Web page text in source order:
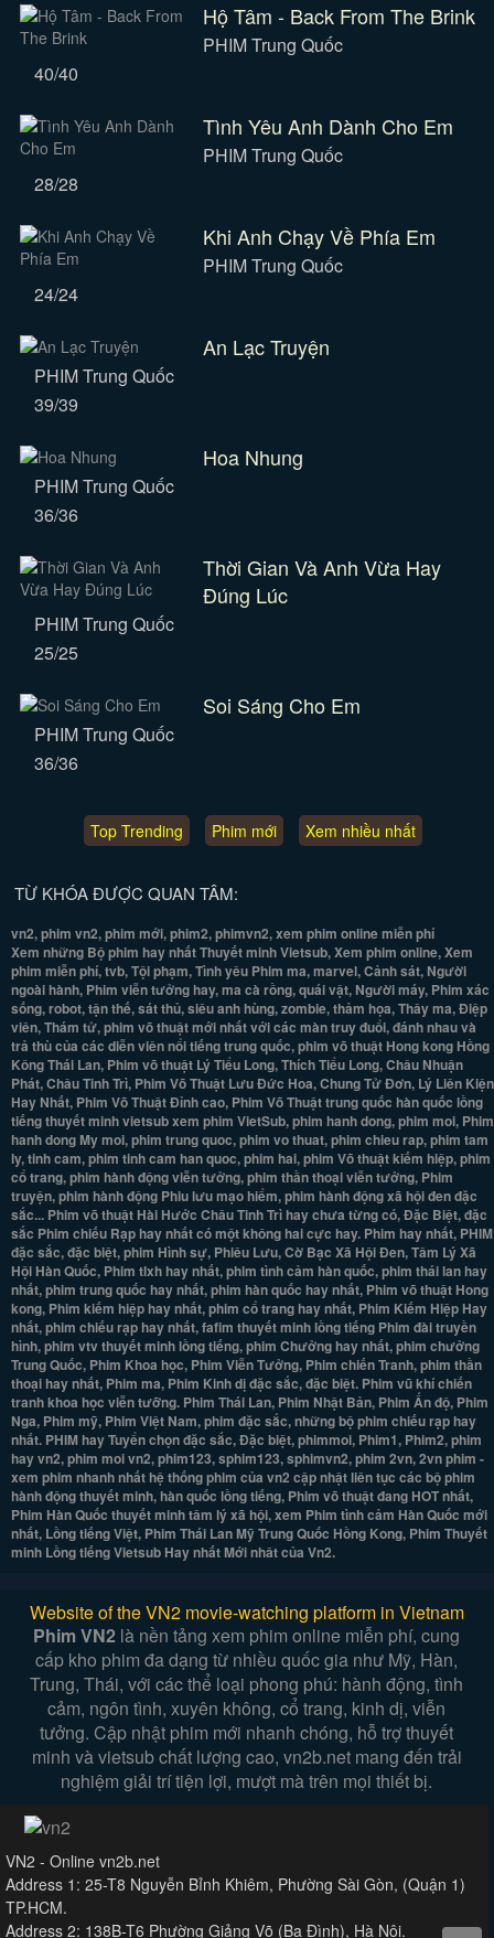
Hộ Tâm - Back From The Brink
PHIM Trung Quốc
40/40
Tình Yêu Anh Dành Cho Em
PHIM Trung Quốc
28/28
Khi Anh Chạy Về Phía Em
PHIM Trung Quốc
24/24
An Lạc Truyện
PHIM Trung Quốc
39/39
Hoa Nhung
PHIM Trung Quốc
36/36
Thời Gian Và Anh Vừa Hay
Đúng Lúc
PHIM Trung Quốc
25/25
Soi Sáng Cho Em
PHIM Trung Quốc
36/36
Top Trending Phim mới Xem nhiều nhất
TỪ KHÓA ĐƯỢC QUAN TÂM:
vn2, phim vn2, phim mới, phim2, phimvn2, xem phim online miễn phí
Xem những Bộ phim hay nhất Thuyết minh Vietsub, Xem phim online, Xem
phim miễn phí, tvb, Tội phạm, Tình yêu Phim ma, marvel, Cảnh sát, Người
ngoài hành, Phim viễn tưởng hay, ma cà rồng, quái vật, Người máy, Phim xác
sống, robot, tận thế, sát thủ, siêu anh hùng, zombie, thảm họa, Thây ma, Điệp
viên, Thám tử, phim võ thuật mới nhất với các màn truy đuổi, đánh nhau và
trả thù của các diễn viên nổi tiếng trung quốc, phim võ thuật Hong kong Hồng
Kông Thái Lan, Phim võ thuật Lý Tiểu Long, Thích Tiểu Long, Châu Nhuận
Phát, Châu Tinh Trì, Phim Võ Thuật Lưu Đức Hoa, Chung Tử Đơn, Lý Liên Kiện
Hay Nhất, Phim Võ Thuật Đỉnh cao, Phim Võ Thuật trung quốc hàn quốc lồng
tiếng thuyết minh vietsub xem phim VietSub, phim hanh dong, phim moi, Phim
hanh dong My moi, phim trung quoc, phim vo thuat, phim chieu rap, phim tam
ly, tinh cam, phim tinh cam han quoc, phim hai, phim Võ thuật kiếm hiệp, phim
cổ trang, phim hành động viễn tưởng, phim thần thoại viễn tưởng, Phim
truyện, phim hành động Phiu lưu mạo hiểm, phim hành động xã hội đen đặc
sắc... Phim võ thuật Hài Hước Châu Tinh Trì hay chưa từng có, Đặc Biệt, đặc
sắc Phim chiếu Rạp hay nhất có một không hai cực hay. Phim hay nhất, PHIM
đặc sắc, đặc biệt, phim Hình sự, Phiêu Lưu, Cờ Bạc Xã Hội Đen, Tâm Lý Xã
Hội Hàn Quốc, Phim tlxh hay nhất, phim tình cảm hàn quốc, phim thái lan hay
nhất, phim trung quốc hay nhất, phim hàn quốc hay nhất, Phim võ thuật Hong
kong, Phim kiếm hiệp hay nhất, phim cổ trang hay nhất, Phim Kiếm Hiệp Hay
nhất, phim chiếu rạp hay nhất, fafim thuyết minh lồng tiếng Phim đài truyền
hình, phim vtv thuyết minh lồng tiếng, phim Chưởng hay nhất, phim chưởng
Trung Quốc, Phim Khoa học, Phim Viễn Tưởng, Phim chiến Tranh, phim thần
thoại hay nhất, Phim ma, Phim Kinh dị đặc sắc, đặc biệt. Phim vũ khí chiến
tranh khoa học viễn tưỡng. Phim Thái Lan, Phim Nhật Bản, Phim Ấn độ, Phim
Nga, Phim mỹ, Phim Việt Nam, phim đặc sắc, những bộ phim chiếu rạp hay
nhất. PHIM hay Tuyển chọn đặc sắc, Đặc biệt, phimmoi, Phim1, Phim2, phim
hay vn2, phim moi vn2, phim123, sphim123, sphimvn2, phim 2vn, 2vn phim -
xem phim nhanh nhất hệ thống phim của vn2 cập nhật liên tục các bộ phim
hành động thuyết minh, hàn quốc lồng tiếng, Phim võ thuật đang HOT nhất,
Phim Hàn Quốc thuyết minh tâm lý xã hội, xem Phim tình cảm Hàn Quốc mới
nhất, Lồng tiếng Việt, Phim Thái Lan Mỹ Trung Quốc Hồng Kong, Phim Thuyết
minh Lồng tiếng Vietsub Hay nhất Mới nhât của Vn2.
Website of the VN2 movie-watching platform in Vietnam
Phim VN2 là nền tảng xem phim online miễn phí, cung
cấp kho phim đa dạng từ nhiều quốc gia như Mỹ, Hàn,
Trung, Thái, với các thể loại phong phú: hành động, tình
cảm, ngôn tình, xuyên không, cổ trang, kinh dị, viễn
tưởng. Cập nhật phim mới nhanh chóng, hỗ trợ thuyết
minh và vietsub chất lượng cao, vn2b.net mang đến trải
nghiệm giải trí tiện lợi, mượt mà trên mọi thiết bị.
VN2 - Online vn2b.net
Address 1: 25-T8 Nguyễn Bỉnh Khiêm, Phường Sài Gòn, (Quận 1)
TP.HCM.
Address 2: 138B-T6 Phường Giảng Võ (Ba Đình), Hà Nội.